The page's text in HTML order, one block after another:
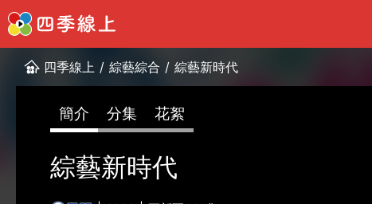
四季線上 / 綜藝綜合 / 綜藝新時代
簡介 分集 花絮
綜藝新時代